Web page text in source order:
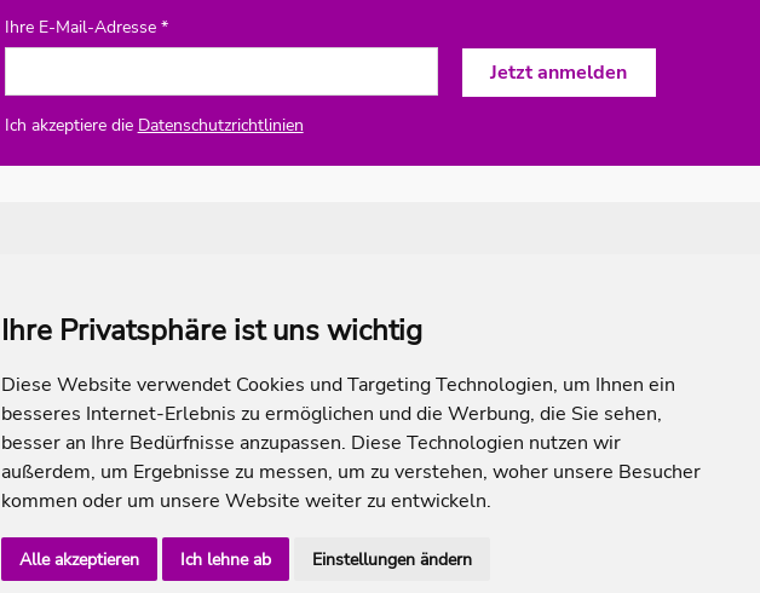
Ihre Privatsphäre ist uns wichtig
Diese Website verwendet Cookies und Targeting Technologien, um Ihnen ein
besseres Internet-Erlebnis zu ermöglichen und die Werbung, die Sie sehen,
besser an Ihre Bedürfnisse anzupassen. Diese Technologien nutzen wir
außerdem, um Ergebnisse zu messen, um zu verstehen, woher unsere Besucher
kommen oder um unsere Website weiter zu entwickeln.
Alle akzeptieren Ich lehne ab Einstellungen ändern
Ihre E-Mail-Adresse *
Ich akzeptiere die Datenschutzrichtlinien